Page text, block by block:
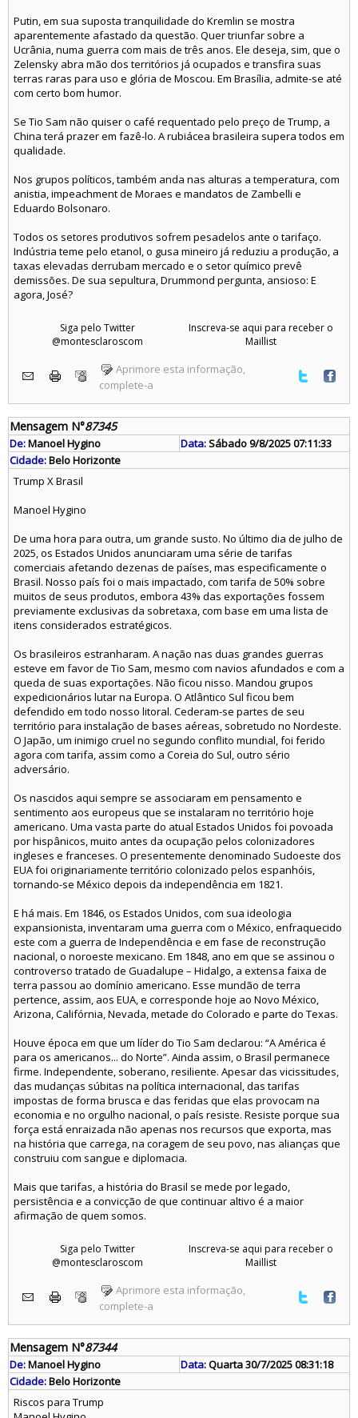
Putin, em sua suposta tranquilidade do Kremlin se mostra
aparentemente afastado da questão. Quer triunfar sobre a
Ucrânia, numa guerra com mais de três anos. Ele deseja, sim, que o
Zelensky abra mão dos territórios já ocupados e transfira suas
terras raras para uso e glória de Moscou. Em Brasília, admite-se até
com certo bom humor.
Se Tio Sam não quiser o café requentado pelo preço de Trump, a
China terá prazer em fazê-lo. A rubiácea brasileira supera todos em
qualidade.
Nos grupos políticos, também anda nas alturas a temperatura, com
anistia, impeachment de Moraes e mandatos de Zambelli e
Eduardo Bolsonaro.
Todos os setores produtivos sofrem pesadelos ante o tarifaço.
Indústria teme pelo etanol, o gusa mineiro já reduziu a produção, a
taxas elevadas derrubam mercado e o setor químico prevê
demissões. De sua sepultura, Drummond pergunta, ansioso: E
agora, José?
Siga pelo Twitter
@montesclaroscom
Inscreva-se aqui para receber o
Maillist
Aprimore esta informação,
complete-a
Mensagem N°87345
De:Manoel Hygino Data:Sábado 9/8/2025 07:11:33
Cidade:Belo Horizonte
Trump X Brasil
Manoel Hygino
De uma hora para outra, um grande susto. No último dia de julho de
2025, os Estados Unidos anunciaram uma série de tarifas
comerciais afetando dezenas de países, mas especificamente o
Brasil. Nosso país foi o mais impactado, com tarifa de 50% sobre
muitos de seus produtos, embora 43% das exportações fossem
previamente exclusivas da sobretaxa, com base em uma lista de
itens considerados estratégicos.
Os brasileiros estranharam. A nação nas duas grandes guerras
esteve em favor de Tio Sam, mesmo com navios afundados e com a
queda de suas exportações. Não ficou nisso. Mandou grupos
expedicionários lutar na Europa. O Atlântico Sul ficou bem
defendido em todo nosso litoral. Cederam-se partes de seu
território para instalação de bases aéreas, sobretudo no Nordeste.
O Japão, um inimigo cruel no segundo conflito mundial, foi ferido
agora com tarifa, assim como a Coreia do Sul, outro sério
adversário.
Os nascidos aqui sempre se associaram em pensamento e
sentimento aos europeus que se instalaram no território hoje
americano. Uma vasta parte do atual Estados Unidos foi povoada
por hispânicos, muito antes da ocupação pelos colonizadores
ingleses e franceses. O presentemente denominado Sudoeste dos
EUA foi originariamente território colonizado pelos espanhóis,
tornando-se México depois da independência em 1821.
E há mais. Em 1846, os Estados Unidos, com sua ideologia
expansionista, inventaram uma guerra com o México, enfraquecido
este com a guerra de Independência e em fase de reconstrução
nacional, o noroeste mexicano. Em 1848, ano em que se assinou o
controverso tratado de Guadalupe – Hidalgo, a extensa faixa de
terra passou ao domínio americano. Esse mundão de terra
pertence, assim, aos EUA, e corresponde hoje ao Novo México,
Arizona, Califórnia, Nevada, metade do Colorado e parte do Texas.
Houve época em que um líder do Tio Sam declarou: “A América é
para os americanos... do Norte”. Ainda assim, o Brasil permanece
firme. Independente, soberano, resiliente. Apesar das vicissitudes,
das mudanças súbitas na política internacional, das tarifas
impostas de forma brusca e das feridas que elas provocam na
economia e no orgulho nacional, o país resiste. Resiste porque sua
força está enraizada não apenas nos recursos que exporta, mas
na história que carrega, na coragem de seu povo, nas alianças que
construiu com sangue e diplomacia.
Mais que tarifas, a história do Brasil se mede por legado,
persistência e a convicção de que continuar altivo é a maior
afirmação de quem somos.
Siga pelo Twitter
@montesclaroscom
Inscreva-se aqui para receber o
Maillist
Aprimore esta informação,
complete-a
Mensagem N°87344
De:Manoel Hygino Data:Quarta 30/7/2025 08:31:18
Cidade:Belo Horizonte
Riscos para Trump